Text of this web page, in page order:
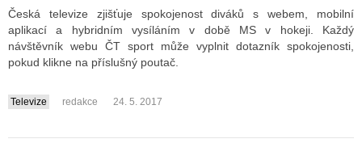
Česká televize zjišťuje spokojenost diváků s webem, mobilní
aplikací a hybridním vysíláním v době MS v hokeji. Každý
návštěvník webu ČT sport může vyplnit dotazník spokojenosti,
pokud klikne na příslušný poutač.
....
Televize redakce 24. 5. 2017